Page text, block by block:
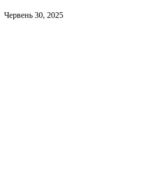
Червень 30, 2025